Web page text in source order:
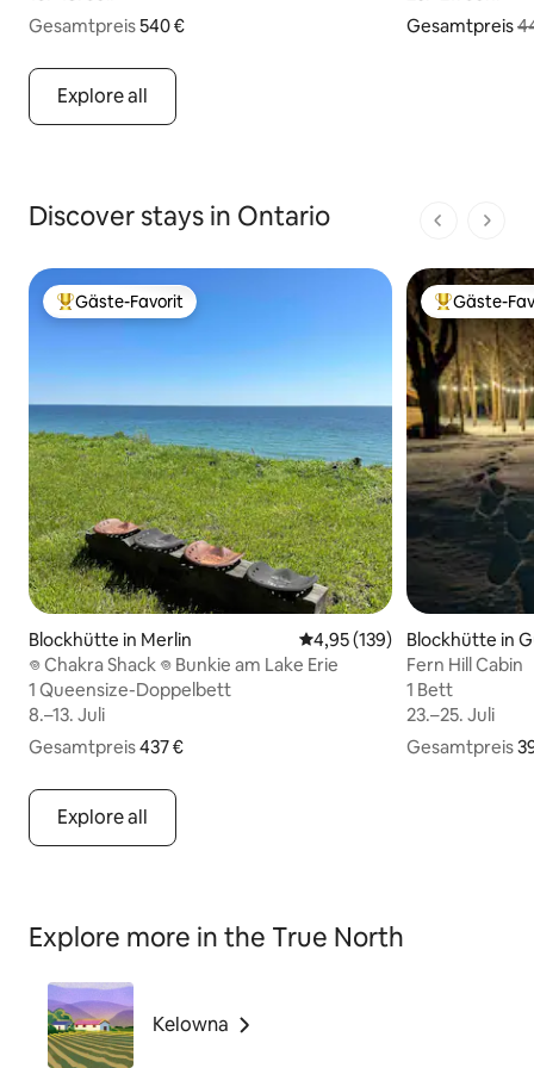
Gesamtpreis540 €
540 € Gesamtpreis
Gesamtpreis
Explore all
Discover stays in Ontario
1 von 1
Beliebter Gäste-Favorit.
Gäste-Favorit
Blockhütte in Merlin
𖦹 Chakra Shack 𖦹 Bunkie am Lake Erie
1 Queensize-Doppelbett
1 Queensize-Doppelbett
8.–13. Juli
8.–13. Juli
Gesamtpreis437 €
437 € Gesamtpreis
Durchschnittliche
4,95 (139)
Beliebter
Gäste-
Blockhütte in
Fern Hill Cabin
1 Bett
1 Bett
23.–25. Juli
23.–25. Juli
Gesamtpreis
393 €
Explore all
Explore more in the True North
Kelowna